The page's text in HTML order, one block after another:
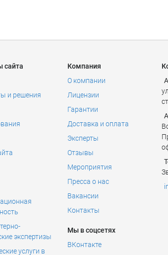
сайта
и решения
экспертизы
услуги в
Компания
О компании
Лицензии
Гарантии
Доставка и оплата
Эксперты
Отзывы
Мероприятия
Пресса о нас
Вакансии
Контакты
Мы в соцсетях
ВКонтакте